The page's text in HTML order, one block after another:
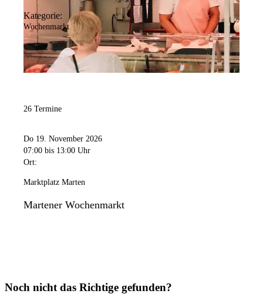
Kategorie:
Wochenmarkt
26 Termine
Do 19. November 2026
07:00 bis 13:00 Uhr
Ort:
Marktplatz Marten
Martener Wochenmarkt
Noch nicht das Richtige gefunden?